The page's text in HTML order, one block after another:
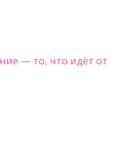
— то, что идёт от